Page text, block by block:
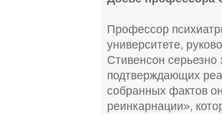
Профессор
университете,
Стивенсон серьезно
подтверждающих
собранных фактов
реинкарнации»,